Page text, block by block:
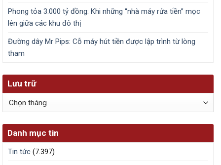
Phong tỏa 3.000 tỷ đồng: Khi những “nhà máy rửa tiền” mọc
lên giữa các khu đô thị
Đường dây Mr Pips: Cỗ máy hút tiền được lập trình từ lòng
tham
Lưu trữ
Lưu
trữ
Danh mục tin
Tin tức (7.397)